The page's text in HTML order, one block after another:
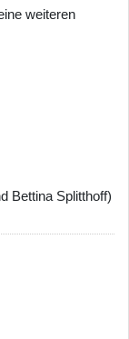
weiteren
Bettina Splitthoff)